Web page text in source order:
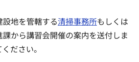
地を管轄する清掃事務所もしくは
から講習会開催の案内を送付しま
ださい。